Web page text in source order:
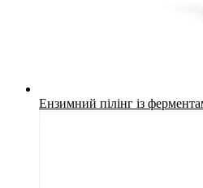
Ензимний пілінг із